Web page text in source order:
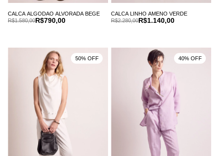
CALCA ALGODAO ALVORADA BEGE
R$790,00
R$1.580,00
CALCA LINHO AMENO VERDE
R$1.140,00
R$2.280,00
50% OFF 40% OFF